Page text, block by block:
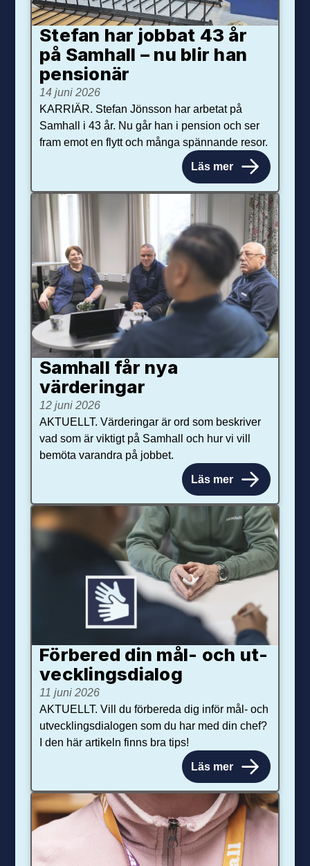
Stefan har jobbat 43 år
på Samhall – nu blir han
pensionär
14 juni 2026
KARRIÄR. Stefan Jönsson har arbetat på
Samhall i 43 år. Nu går han i pension och ser
fram emot en flytt och många spännande resor.
Läs mer
Samhall får nya
värdering­ar
12 juni 2026
AKTUELLT. Värderingar är ord som beskriver
vad som är viktigt på Samhall och hur vi vill
bemöta varandra på jobbet.
Läs mer
Förbered din mål- och ut­
veck­lings­dialog
11 juni 2026
AKTUELLT. Vill du förbereda dig inför mål- och
utvecklingsdialogen som du har med din chef?
I den här artikeln finns bra tips!
Läs mer